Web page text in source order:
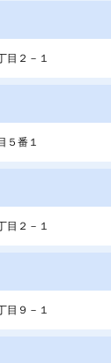
目２－１
５番１
目２－１
目９－１